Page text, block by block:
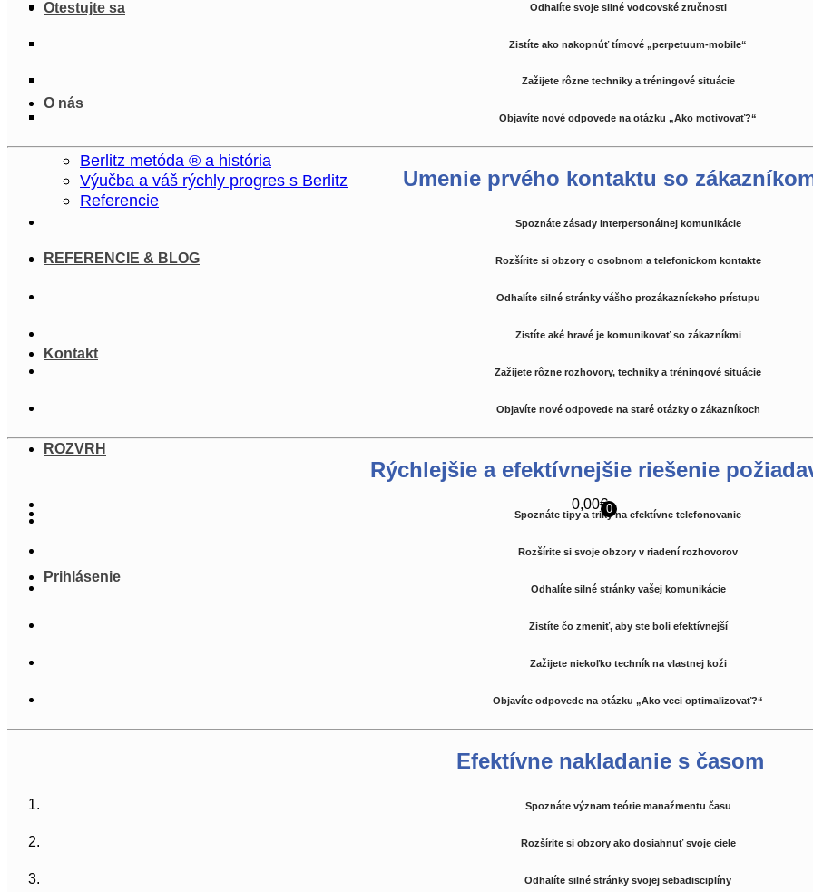
Otestujte sa
O nás
Berlitz metóda ® a história
Výučba a váš rýchly progres s Berlitz
Referencie
REFERENCIE & BLOG
Kontakt
ROZVRH
0,00€0
Prihlásenie
Odhalíte svoje silné vodcovské zručnosti
Zistíte ako nakopnúť tímové „perpetuum-mobile“
Zažijete rôzne techniky a tréningové situácie
Objavíte nové odpovede na otázku „Ako motivovať?“
Umenie prvého kontaktu so
Spoznáte zásady interpersonálnej komunikácie
Rozšírite si obzory o osobnom a telefonickom kontakte
Odhalíte silné stránky vášho prozákazníckeho prístupu
Zistíte aké hravé je komunikovať so zákazníkmi
Zažijete rôzne rozhovory, techniky a tréningové situácie
Objavíte nové odpovede na staré otázky o zákazníkoch
Rýchlejšie a efektívnejšie riešenie
Spoznáte tipy a triky na efektívne telefonovanie
Rozšírite si svoje obzory v riadení rozhovorov
Odhalíte silné stránky vašej komunikácie
Zistíte čo zmeniť, aby ste boli efektívnejší
Zažijete niekoľko techník na vlastnej koži
Objavíte odpovede na otázku „Ako veci optimalizovať?“
Efektívne nakladanie s časom
Spoznáte význam teórie manažmentu času
Rozšírite si obzory ako dosiahnuť svoje ciele
Odhalíte silné stránky svojej sebadisciplíny